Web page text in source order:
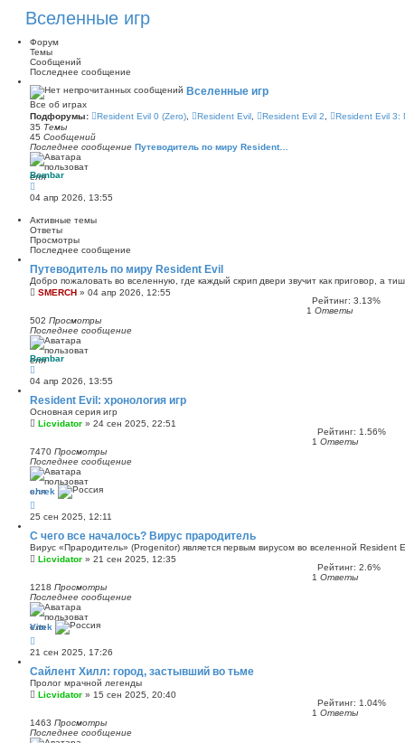
Вселенные игр
Форум
Темы
Сообщений
Последнее сообщение
Вселенные игр
Все об играх
Подфорумы:
Resident Evil 0 (Zero) Resident Evil Resident Evil 2
Resident Evil 3:
35 Темы
45 Сообщений
Последнее сообщение Путеводитель по миру Resident…
Bombar
е
р
й
т
и
к
п
о
с
л
н
е
м
у
с
о
щ
е
н
04 апр 2026, 13:55
Активные темы
Ответы
Просмотры
Последнее сообщение
Путеводитель по миру Resident Evil
Добро пожаловать во вселенную, где каждый скрип двери звучит как приговор, а
SMERCH » 04 апр 2026, 12:55
Рейтинг: 3.13%
1 Ответы
502 Просмотры
Последнее сообщение
Bombar
04 апр 2026, 13:55
Resident Evil: хронология игр
Основная серия игр
Licvidator » 24 сен 2025, 22:51
Рейтинг: 1.56%
1 Ответы
7470 Просмотры
Последнее сообщение
shrek
25 сен 2025, 12:11
С чего все началось? Вирус прародитель
Вирус «Прародитель» (Progenitor) является первым вирусом во вселенной Resident
Licvidator » 21 сен 2025, 12:35
Рейтинг: 2.6%
1 Ответы
1218 Просмотры
Последнее сообщение
Vitek
21 сен 2025, 17:26
Сайлент Хилл: город, застывший во тьме
Пролог мрачной легенды
Licvidator » 15 сен 2025, 20:40
Рейтинг: 1.04%
1 Ответы
1463 Просмотры
Последнее сообщение